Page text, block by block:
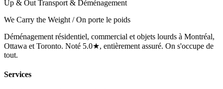
Up & Out Transport & Déménagement
We Carry the Weight / On porte le poids
Déménagement résidentiel, commercial et objets lourds à Montréal,
Ottawa et Toronto. Noté 5.0★, entièrement assuré. On s'occupe de
tout.
Services